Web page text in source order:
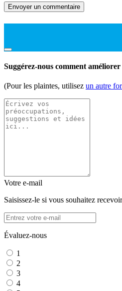
Envoyer un commentaire
Suggérez-nous comment
(Pour les plaintes, utilisez un autre
Votre e-mail
Saisissez-le si vous souhaitez
Évaluez-nous
1
2
3
4